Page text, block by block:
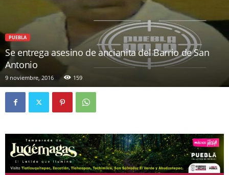
PUEBLA
Se entrega asesino de ancianita del Barrio de San
Antonio
9 noviembre, 2016 159